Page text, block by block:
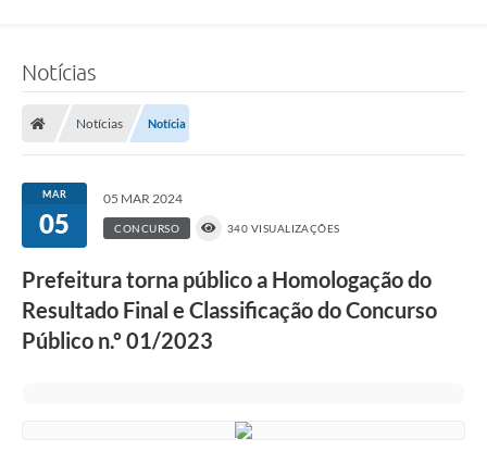
Notícias
Notícias Notícia
MAR
05
05 MAR 2024
CONCURSO 340 VISUALIZAÇÕES
Prefeitura torna público a Homologação do
Resultado Final e Classificação do Concurso
Público n.º 01/2023